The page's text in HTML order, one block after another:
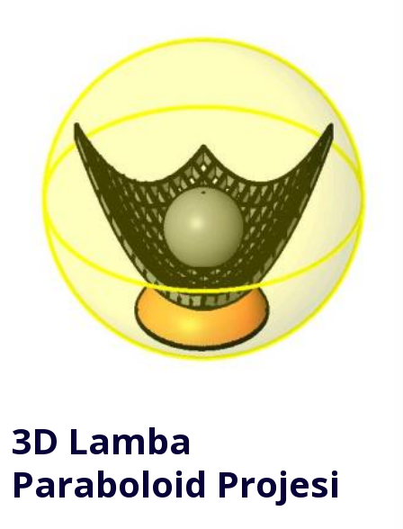
3D Lamba
Paraboloid Projesi